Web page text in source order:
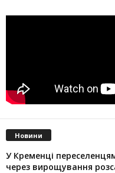
Новини
У Кременці
через вирощування